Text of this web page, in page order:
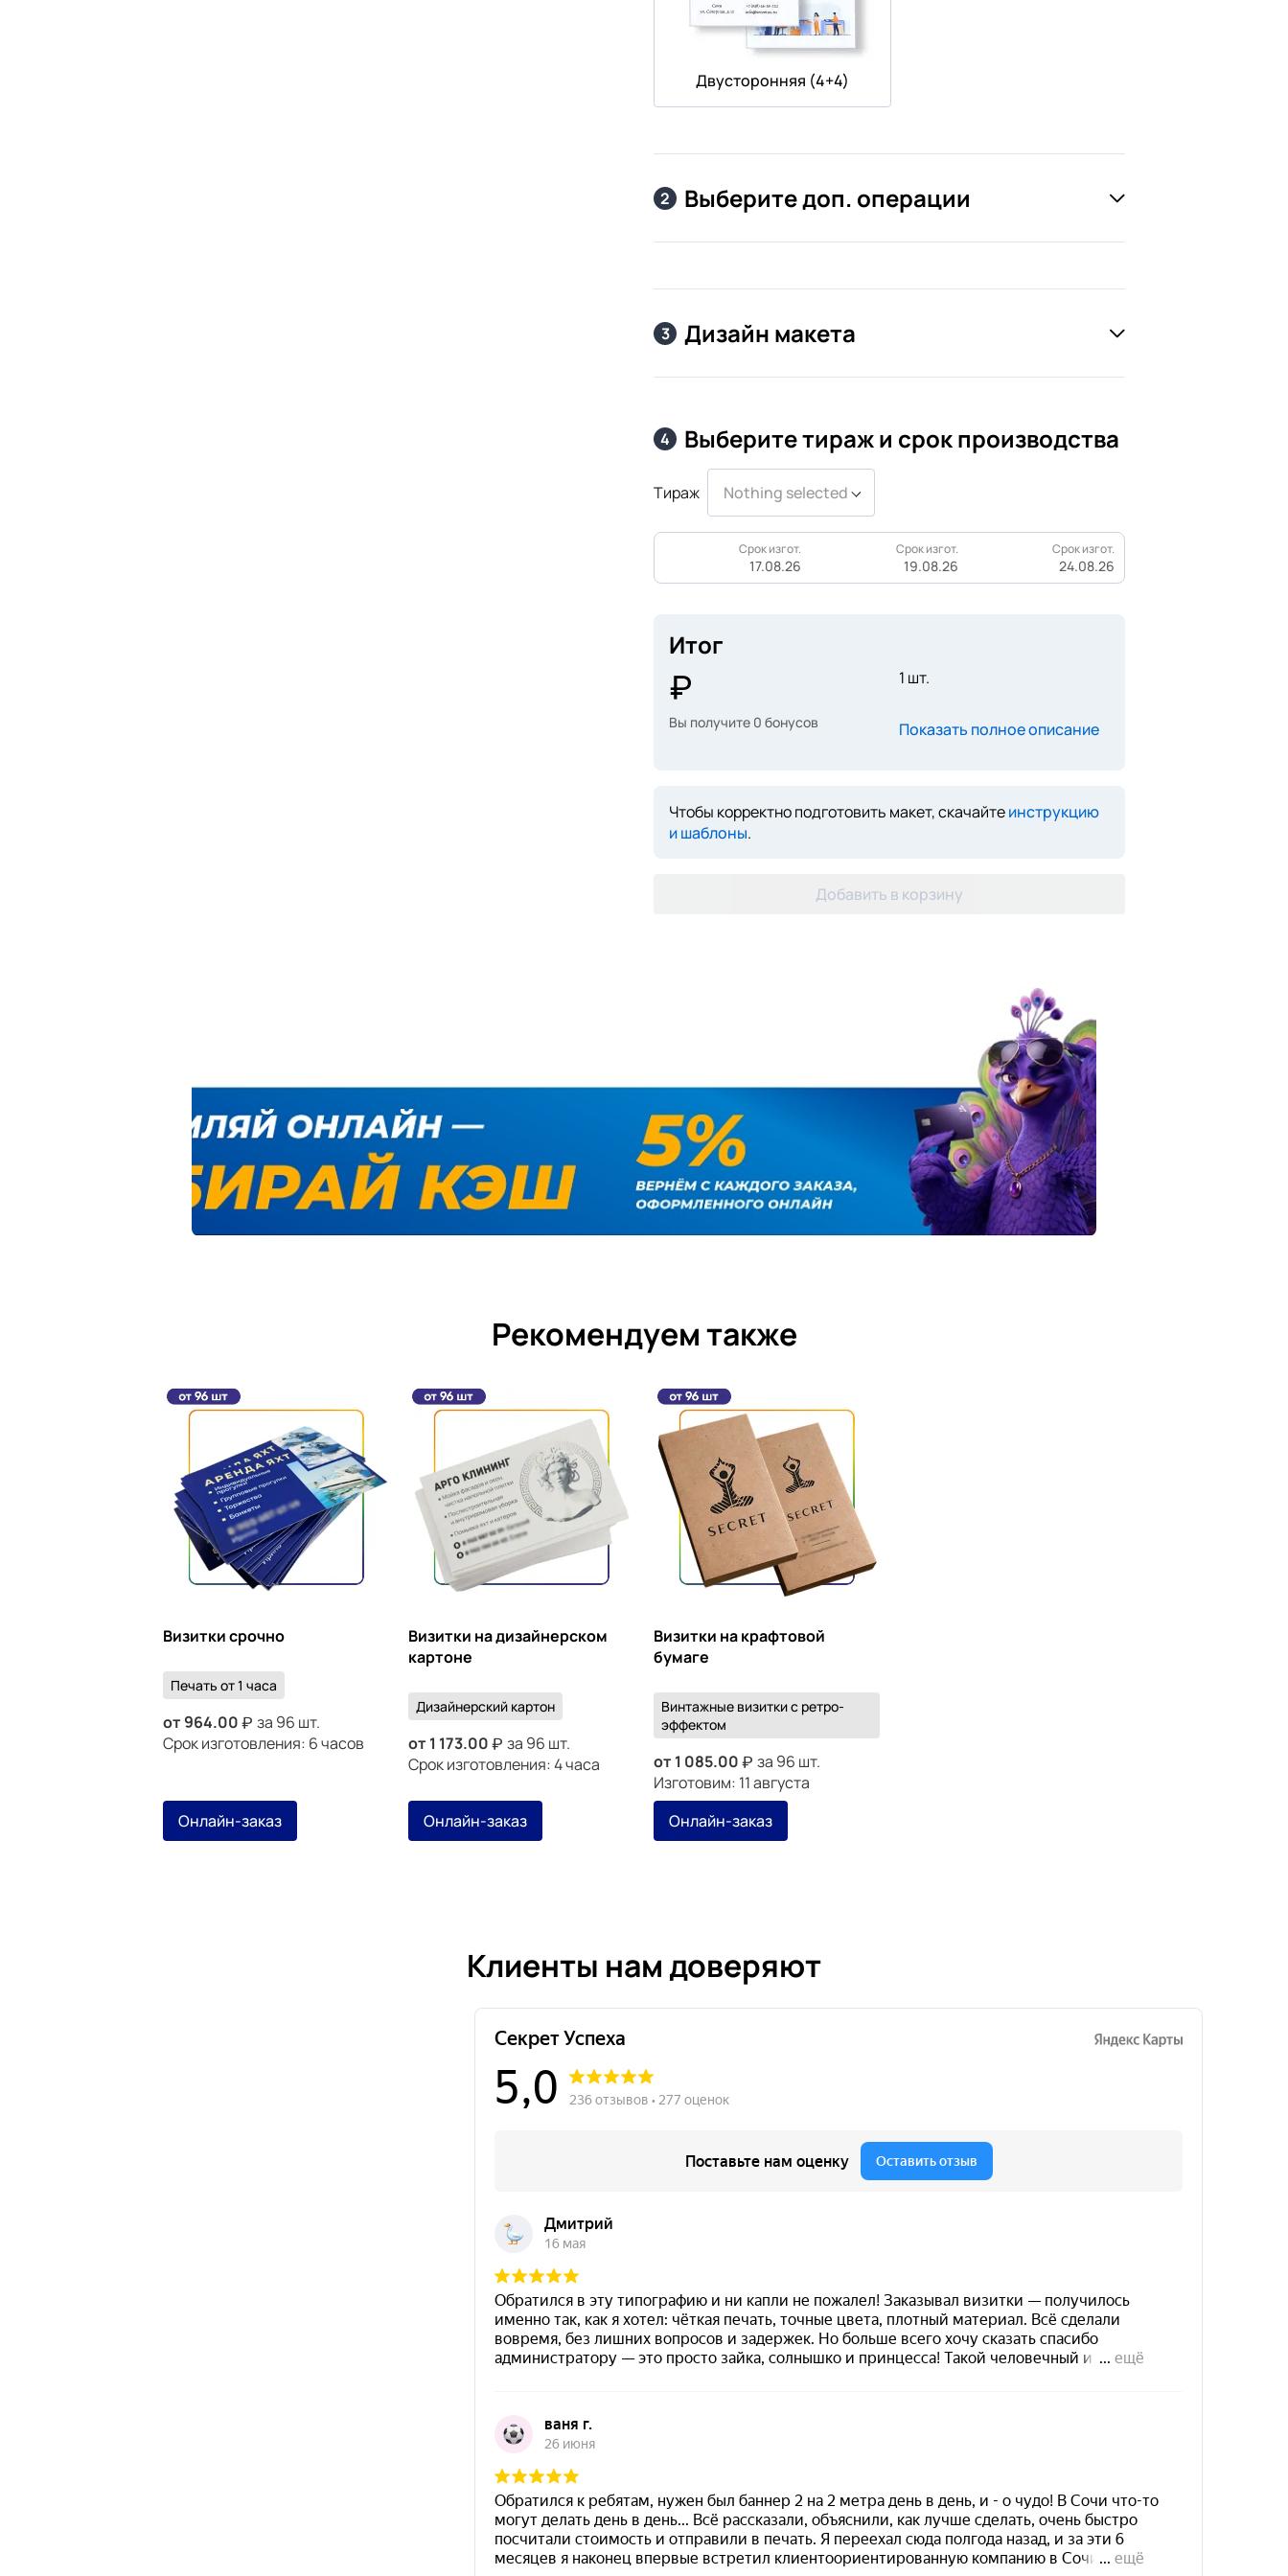
Двусторонняя (4+4)
2 Выберите доп. операции
3 Дизайн макета
4 Выберите тираж и срок производства
Тираж Nothing selected
Срок изгот.
17.08.26
Срок изгот.
19.08.26
Срок изгот.
24.08.26
Итог
Вы получите 0 бонусов
1 шт.
Показать полное описание
Чтобы корректно подготовить макет, скачайтеинструкцию
и шаблоны.
Добавить в корзину
Рекомендуем также
Визитки срочно
Печать от 1 часа
от964.00
за 96 шт.
Срок изготовления: 6 часов
Онлайн-заказ
Визитки на дизайнерском
картоне
Дизайнерский картон
от 1 173.00
за 96 шт.
Срок изготовления: 4 часа
Онлайн-заказ
Визитки на крафтовой
бумаге
Винтажные визитки с ретро-
эффектом
от 1 085.00
за 96 шт.
Изготовим: 11 августа
Онлайн-заказ
Клиенты нам доверяют